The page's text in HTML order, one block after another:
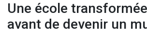
Une école
avant de devenir un